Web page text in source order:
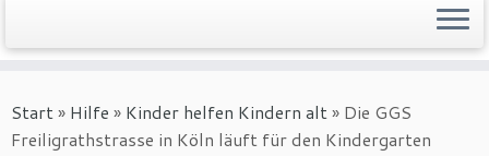
Inhalt
springen
Start» Hilfe » Kinder helfen Kindern alt» Die GGS
Freiligrathstrasse in Köln läuft für den Kindergarten